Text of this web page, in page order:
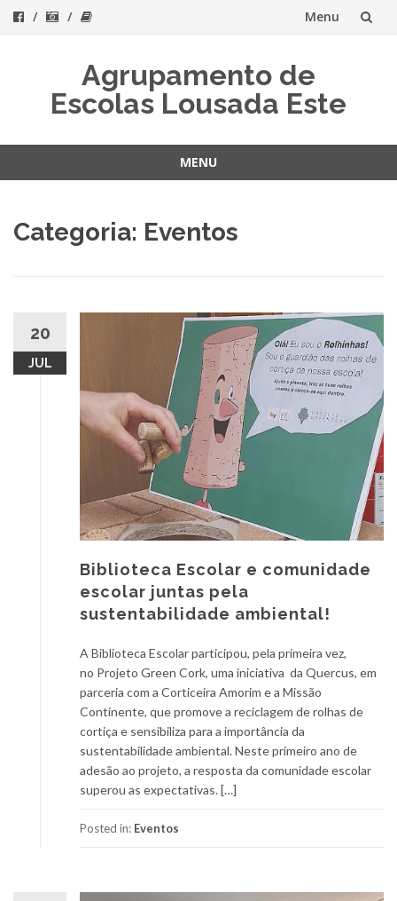
Menu
content
Agrupamento de
Escolas Lousada Este
MENU
content
Categoria: Eventos
20
JUL
Biblioteca Escolar e comunidade
escolar juntas pela
sustentabilidade ambiental!
A Biblioteca Escolar participou, pela primeira vez,
no Projeto Green Cork, uma iniciativa da Quercus, em
parceria com a Corticeira Amorim e a Missão
Continente, que promove a reciclagem de rolhas de
cortiça e sensibiliza para a importância da
sustentabilidade ambiental. Neste primeiro ano de
adesão ao projeto, a resposta da comunidade escolar
superou as expectativas. […]
Posted in: Eventos